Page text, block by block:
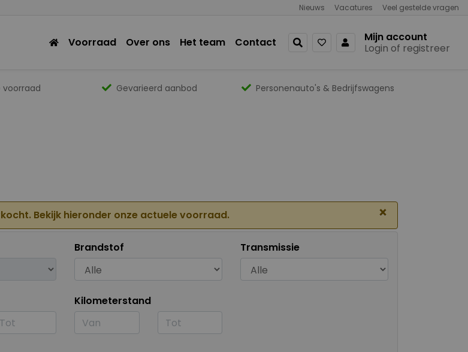
Nieuws Vacatures Veel gestelde vragen
Voorraad Over ons Het team Contact
Mijn account
Login of registreer
voorraad Gevarieerd aanbod Personenauto's & Bedrijfswagens
Bekijk hieronder onze actuele voorraad. ×
Brandstof Transmissie
Kilometerstand